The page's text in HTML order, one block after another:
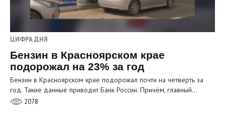
ЦИФРА ДНЯ
Бензин в Красноярском крае
подорожал на 23% за год
Бензин в Красноярском крае подорожал почти на четверть за
год. Такие данные приводит Банк России. Причём, главный…
2078